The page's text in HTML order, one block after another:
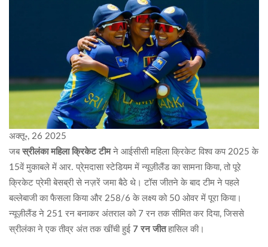
अक्तू॰, 26 2025
जब स्रीलंका महिला क्रिकेट टीमने आईसीसी महिला क्रिकेट विश्व कप 2025 के
15वें मुकाबले में आर. प्रे्मदासा स्टेडियम में न्यूज़ीलैंड का सामना किया, तो पूरे
क्रिकेट प्रेमी बेसब्री से नज़रें जमा बैठे थे। टॉस जीतने के बाद टीम ने पहले
बल्लेबाजी का फैसला किया और 258/6 के लक्ष्य को 50 ओवर में पूरा किया।
न्यूज़ीलैंड ने 251 रन बनाकर अंतराल को 7 रन तक सीमित कर दिया, जिससे
स्रीलंका ने एक तीव्र अंत तक खींची हुई 7 रन जीतहासिल की।